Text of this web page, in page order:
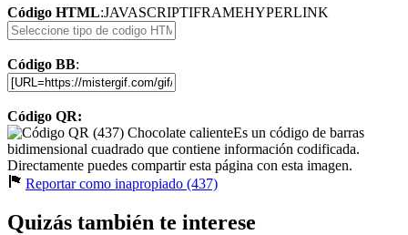
Código HTML:JAVASCRIPTIFRAMEHYPERLINK
Código BB:
Código QR:
Es un código de barras
bidimensional cuadrado que contiene información codificada.
Directamente puedes compartir esta página con esta imagen.
Reportar como inapropiado (437)
Quizás también te interese